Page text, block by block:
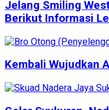
Jelang Smiling
Berikut Informasi
Kembali Wujudkan